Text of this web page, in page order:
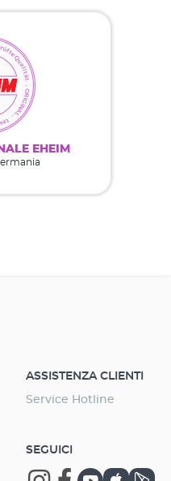
EHEIM
ASSISTENZA CLIENTI
Service Hotline
SEGUICI